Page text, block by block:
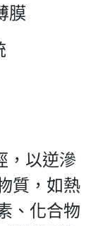
膜
，以逆滲
質，如熱
、化合物